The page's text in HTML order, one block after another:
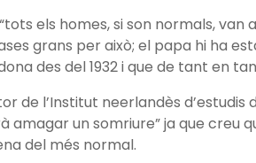
els homes, si son normals,
grans per això; el papa hi ha
des del 1932 i que de tant en
de l’Institut neerlandès d’estudis
amagar un somriure” ja que creu
del més normal.